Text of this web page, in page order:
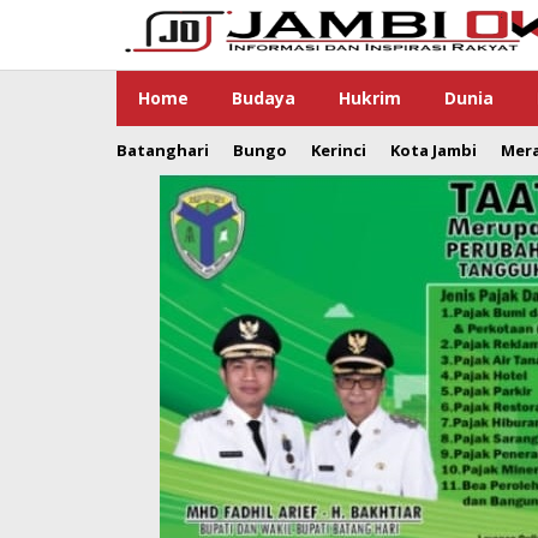
Home Budaya Hukrim Dunia
Batanghari Bungo Kerinci Kota Jambi